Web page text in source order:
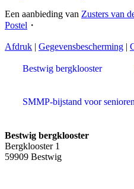
Een aanbieding van Zusters van
Postel ・
Afdruk | Gegevensbescherming |
Bestwig bergklooster
SMMP-bijstand voor senioren
Bestwig bergklooster
Bergklooster 1
59909 Bestwig